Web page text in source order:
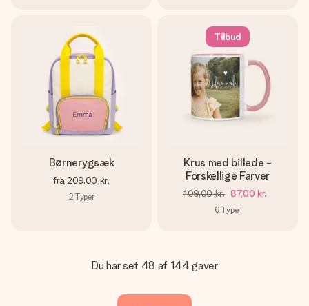
Børnerygsæk
fra 209,00 kr.
2 Typer
Tilbud
Krus med billede -
Forskellige Farver
109,00 kr. 87,00 kr.
6 Typer
Du har set 48 af 144 gaver